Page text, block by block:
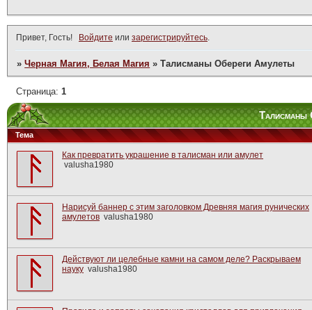
Привет, Гость! Войдите или зарегистрируйтесь
»Черная Магия, Белая Магия »Талисманы Обереги Амулеты
Талисманы
Страница: 1
Тема
Как превратить украшение в талисман или амулет
valusha1980
Нарисуй баннер с этим заголовком Древняя магия рунических
амулетов valusha1980
Действуют ли целебные камни на самом деле? Раскрываем
науку valusha1980